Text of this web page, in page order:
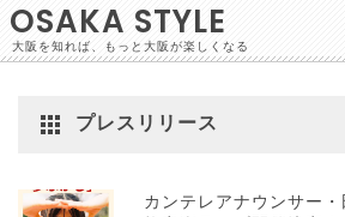
OSAKA STYLE
大阪を知れば、もっと大阪が楽しくなる
プレスリリース
カンテレアナウンサー